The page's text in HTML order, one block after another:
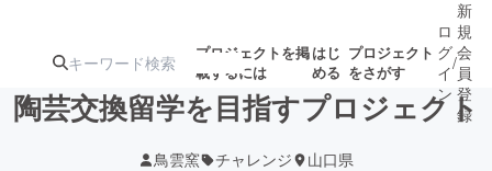
プロジェクトを掲
載するには
はじ
める
プロジェクト
をさがす
ロ
グ
イ
ン
/
新
規
会
員
登
録
陶芸交換留学を目指すプロジェクト
鳥雲窯 チャレンジ 山口県